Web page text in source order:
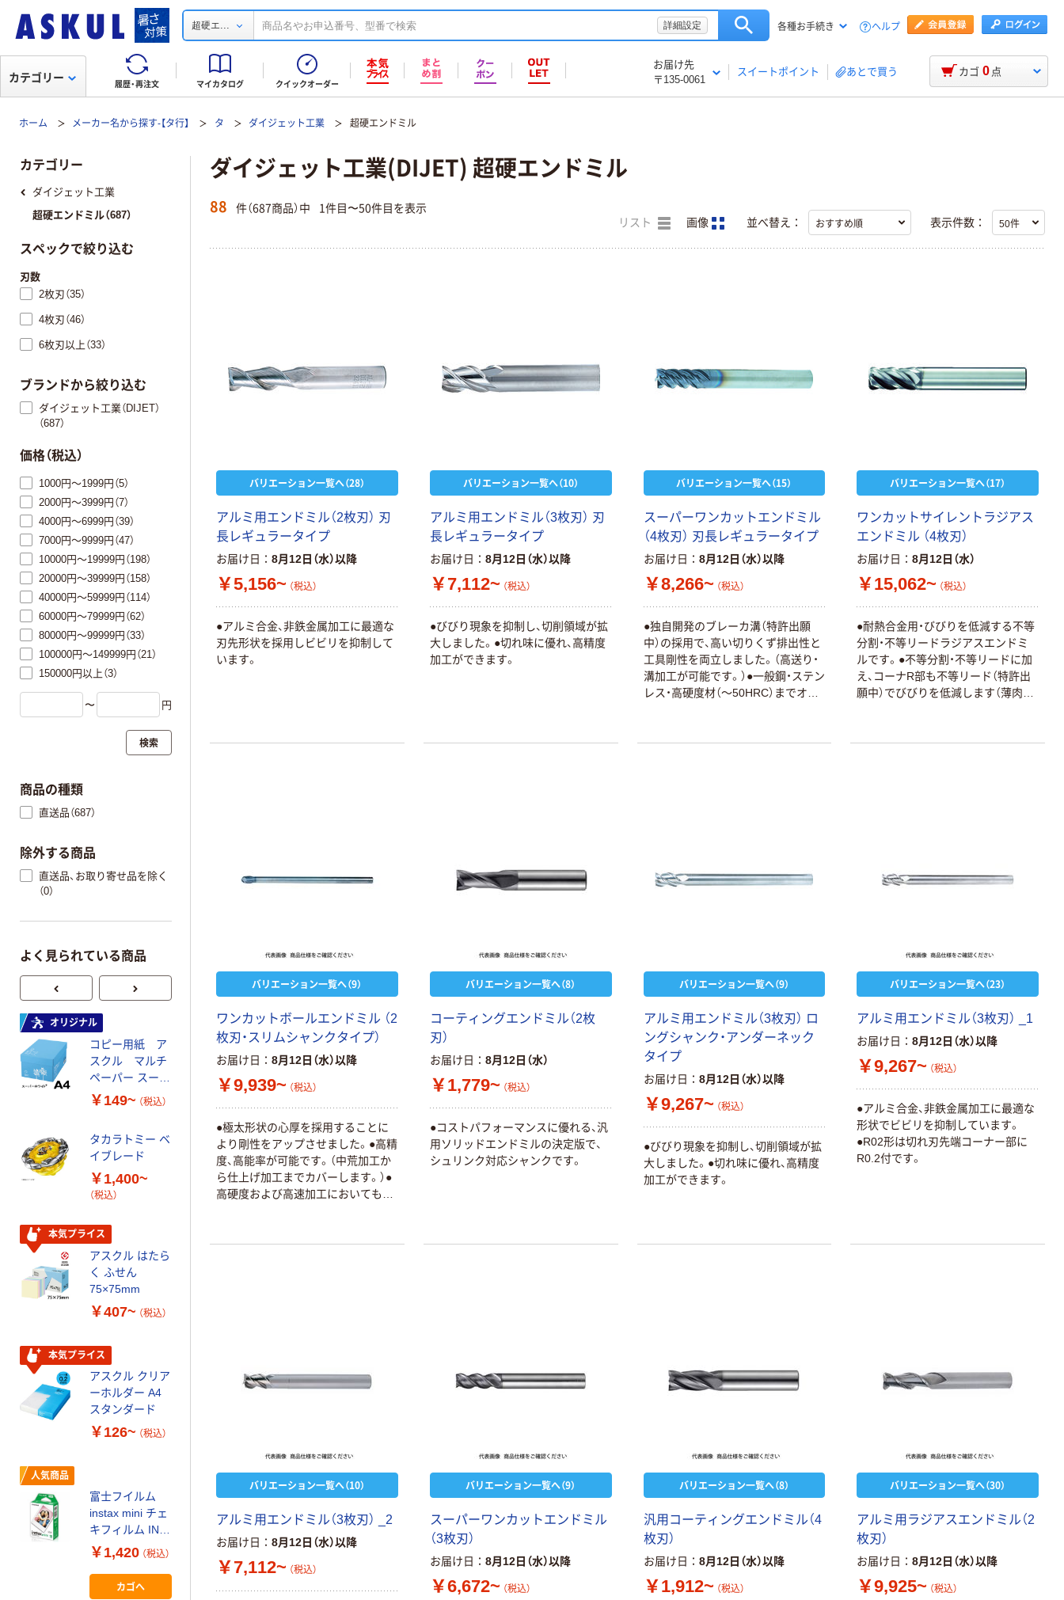
超硬エ... 詳細設定 各種お手続き ヘルプ
履歴・再注文 マイカタログ クイックオーダー
お届け先
〒135-0061
スイートポイント あとで買う
カテゴリー カゴ 0 点
ホーム メーカー名から探す-【タ行】 タ ダイジェット工業 超硬エンドミル
ダイジェット工業(DIJET) 超硬エンドミル
88 件（687商品）中 1件目〜50件目を表示
リスト 画像 並べ替え： 表示件数：
バリエーション一覧へ（28）
アルミ用エンドミル（2枚刃） 刃
長レギュラータイプ
お届け日 8月12日（水）以降
￥5,156~ （税込）
●アルミ合金、非鉄金属加工に最適な
刃先形状を採用しビビリを抑制して
います。
バリエーション一覧へ（10）
アルミ用エンドミル（3枚刃） 刃
長レギュラータイプ
お届け日 8月12日（水）以降
￥7,112~ （税込）
●びびり現象を抑制し、切削領域が拡
大しました。●切れ味に優れ、高精度
加工ができます。
バリエーション一覧へ（15）
スーパーワンカットエンドミル
（4枚刃） 刃長レギュラータイプ
お届け日 8月12日（水）以降
￥8,266~ （税込）
●独自開発のブレーカ溝（特許出願
中）の採用で、高い切りくず排出性と
工具剛性を両立しました。（高送り・
溝加工が可能です。）●一般鋼・ステン
レス・高硬度材（～50HRC）までオー
バリエーション一覧へ（17）
ワンカットサイレントラジアス
エンドミル （4枚刃）
お届け日 8月12日（水）
￥15,062~ （税込）
●耐熱合金用・びびりを低減する不等
分割・不等リードラジアスエンドミ
ルです。●不等分割・不等リードに加
え、コーナR部も不等リード（特許出
願中）でびびりを低減します（薄肉ワ
開発のバリューコート“JC8010”）の
バリエーション一覧へ（9）
ワンカットボールエンドミル （2
枚刃・スリムシャンクタイプ）
お届け日 8月12日（水）以降
￥9,939~ （税込）
●極太形状の心厚を採用することに
より剛性をアップさせました。●高精
度、高能率が可能です。（中荒加工か
ら仕上げ加工までカバーします。）●
高硬度および高速加工においても長
バリエーション一覧へ（8）
コーティングエンドミル（2枚
刃）
お届け日 8月12日（水）
￥1,779~ （税込）
●コストパフォーマンスに優れる、汎
用ソリッドエンドミルの決定版で、
シュリンク対応シャンクです。
バリエーション一覧へ（9）
アルミ用エンドミル（3枚刃） ロ
ングシャンク・アンダーネック
タイプ
お届け日 8月12日（水）以降
￥9,267~ （税込）
●びびり現象を抑制し、切削領域が拡
大しました。●切れ味に優れ、高精度
加工ができます。
バリエーション一覧へ（23）
アルミ用エンドミル（3枚刃） _1
お届け日 8月12日（水）以降
￥9,267~ （税込）
●アルミ合金、非鉄金属加工に最適な
形状でビビリを抑制しています。
●R02形は切れ刃先端コーナー部に
R0.2付です。
バリエーション一覧へ（10）
アルミ用エンドミル（3枚刃） _2
お届け日 8月12日（水）以降
￥7,112~ （税込）
バリエーション一覧へ（9）
スーパーワンカットエンドミル
（3枚刃）
お届け日 8月12日（水）以降
￥6,672~ （税込）
バリエーション一覧へ（8）
汎用コーティングエンドミル（4
枚刃）
お届け日 8月12日（水）以降
￥1,912~ （税込）
バリエーション一覧へ（30）
アルミ用ラジアスエンドミル（2
枚刃）
お届け日 8月12日（水）以降
￥9,925~ （税込）
カテゴリー
ダイジェット工業
超硬エンドミル（687）
スペックで絞り込む
刃数
2枚刃（35）
4枚刃（46）
6枚刃以上（33）
ブランドから絞り込む
ダイジェット工業（DIJET）
（687）
価格（税込）
1000円～1999円（5）
2000円～3999円（7）
4000円～6999円（39）
7000円～9999円（47）
10000円～19999円（198）
20000円～39999円（158）
40000円～59999円（114）
60000円～79999円（62）
80000円～99999円（33）
100000円～149999円（21）
150000円以上（3）
〜 円
検索
商品の種類
直送品（687）
除外する商品
直送品、お取り寄せ品を除く
（0）
よく見られている商品
オリジナル
コピー用紙 ア
スクル マルチ
ペーパー スーパ
ーホワイト+
￥149~ （税込）
タカラトミー ベ
イブレード
￥1,400~
（税込）
本気プライス
アスクル はたら
く ふせん
75×75mm
￥407~ （税込）
本気プライス
アスクル クリア
ーホルダー A4
スタンダード
￥126~ （税込）
人気商品
富士フイルム
instax mini チェ
キフィルム INS
MINI JP1 1パッ
ク（10枚入り）
￥1,420 （税込）
カゴへ
オリジナル
ゴミ袋 エコノミ
ータイプ 乳白半
透明 高密度タイ
プ 詰替用 バイ
オマス素材10％
配合
オリジナル
乾電池 単3
形 アルカリ乾
電池 北欧パッ
証
オリジナル
ミー+
￥149~
【ガムテープ】ア
スクル 現場のチ
カラ 厚さ
0.22mm 布テー
プ
本気プライス
トイレットペー
パー ダブル60
ｍ 再生紙
100% 6ロール
リサイクル100
芯あり FSC認
証
オリジナル
乾電池 単4
ペーパータオル
中判 再生紙
100％ 200枚
FSC認証 シング
ル 大王製紙共同
￥149~ （税込）
オリジナル
アスクル 「現場
のチカラ」 養生
￥358~ （税込）
オリジナル
アスクル プラス
チックグローブ
オリジナル
サントリー 伊右
本気プライス
アスクル はたら
く ふせん 付箋
75×25mm
￥377~
本気プライス
大塚製薬工場
エスワン（OS-1）
本気プライス
アスクル セロハ
本気プライス
アスクル トイ
レのおそうじシ
トイレシート
オリジナル
本気プライス
アスクル フラッ
ノミータイプ
製造）
本気プライス
キングジム テプ
ラ TEPRA
PRO【純正】テー
プ 白ラベル
12mm幅 （黒文
字）
￥914~ （税込）
富士フイルム チ
証